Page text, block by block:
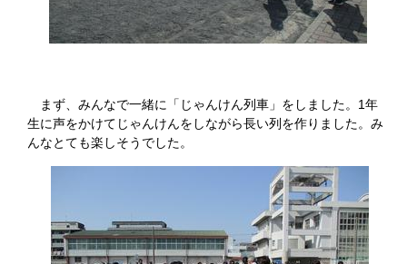
まず、みんなで一緒に「じゃんけん列車」をしました。1年
生に声をかけてじゃんけんをしながら長い列を作りました。み
んなとても楽しそうでした。